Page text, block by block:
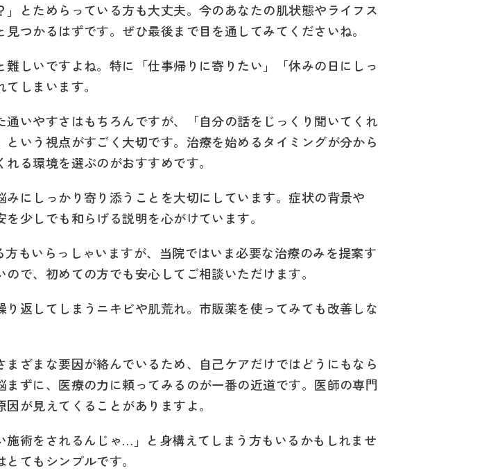
」とためらっている方も大丈夫。今のあなたの肌状態やライフス
つかるはずです。ぜひ最後まで目を通してみてくださいね。
しいですよね。特に「仕事帰りに寄りたい」「休みの日にしっ
しまいます。
いやすさはもちろんですが、「自分の話をじっくり聞いてくれ
いう視点がすごく大切です。治療を始めるタイミングが分から
る環境を選ぶのがおすすめです。
にしっかり寄り添うことを大切にしています。症状の背景や
少しでも和らげる説明を心がけています。
もいらっしゃいますが、当院ではいま必要な治療のみを提案す
で、初めての方でも安心してご相談いただけます。
返してしまうニキビや肌荒れ。市販薬を使ってみても改善しな
ざまな要因が絡んでいるため、自己ケアだけではどうにもなら
ずに、医療の力に頼ってみるのが一番の近道です。医師の専門
が見えてくることがありますよ。
術をされるんじゃ…」と身構えてしまう方もいるかもしれませ
てもシンプルです。